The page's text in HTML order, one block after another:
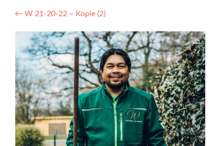
Beitragsnavigation
← W 21-20-22 – Kopie (2)